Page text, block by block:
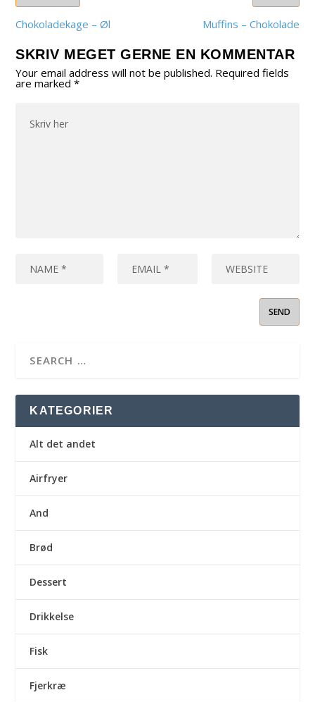
Chokoladekage – Øl Muffins – Chokolade
SKRIV MEGET GERNE EN KOMMENTAR
Your email address will not be published. Required fields
are marked*
KATEGORIER
Alt det andet
Airfryer
And
Brød
Dessert
Drikkelse
Fisk
Fjerkræ